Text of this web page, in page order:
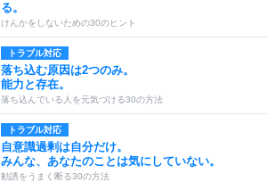
る。
けんかをしないための30のヒント
トラブル対応
落ち込む原因は2つのみ。
能力と存在。
落ち込んでいる人を元気づける30の方法
トラブル対応
自意識過剰は自分だけ。
みんな、あなたのことは気にしていない。
勧誘をうまく断る30の方法